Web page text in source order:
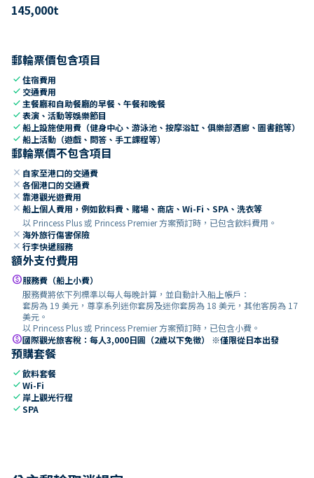
145,000t
郵輪票價包含項目
check住宿費用
check 交通費用
check 主餐廳和自助餐廳的早餐、午餐和晚餐
check表演、活動等娛樂節目
check船上設施使用費（健身中心、游泳池、按摩浴缸、俱樂部酒廊、圖書館等）
check船上活動（遊戲、問答、手工課程等）
郵輪票價不包含項目
close 自家至港口的交通費
close 各個港口的交通費
close 靠港觀光遊費用
close 船上個人費用，例如飲料費、賭場、商店、Wi-Fi、SPA、洗衣等
以 Princess Plus 或 Princess Premier 方案預訂時，已包含飲料費用。
close 海外旅行傷害保險
close 行李快遞服務
額外支付費用
paid服務費（船上小費）
服務費將依下列標準以每人每晚計算，並自動計入船上帳戶：
套房為 19 美元，尊享系列迷你套房及迷你套房為 18 美元，其他客房為 17
美元。
以 Princess Plus 或 Princess Premier 方案預訂時，已包含小費。
paid國際觀光旅客稅：每人3,000日圓（2歲以下免徵） ※僅限從日本出發
預購套餐
check飲料套餐
checkWi-Fi
check 岸上觀光行程
checkSPA